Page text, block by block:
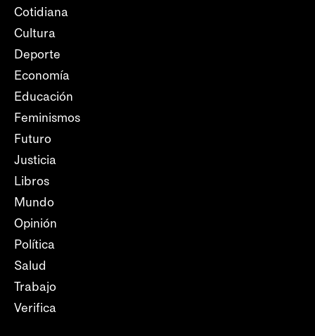
Cotidiana
Cultura
Deporte
Economía
Educación
Feminismos
Futuro
Justicia
Libros
Mundo
Opinión
Política
Salud
Trabajo
Verifica